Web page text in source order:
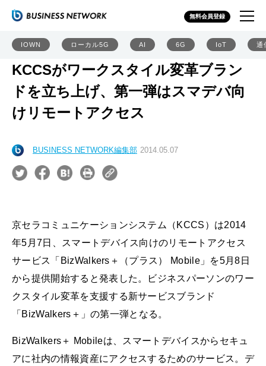
無料会員登録
IOWN ローカル5G AI 6G IoT 通
KCCSがワークスタイル変革ブラン
ドを立ち上げ、第一弾はスマデバ向
けリモートアクセス
BUSINESS NETWORK編集部 2014.05.07
京セラコミュニケーションシステム（KCCS）は2014
年5月7日、スマートデバイス向けのリモートアクセス
サービス「BizWalkers＋（プラス） Mobile」を5月8日
から提供開始すると発表した。ビジネスパーソンのワー
クスタイル変革を支援する新サービスブランド
「BizWalkers＋」の第一弾となる。
BizWalkers＋ Mobileは、スマートデバイスからセキュ
アに社内の情報資産にアクセスするためのサービス。デ